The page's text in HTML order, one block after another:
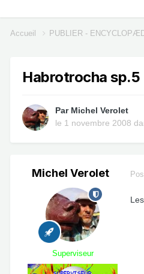
Accueil PUBLIER -
Habrotrocha sp.5
Par Michel Verolet
le 1 novembre 2008
Michel Verolet
Superviseur